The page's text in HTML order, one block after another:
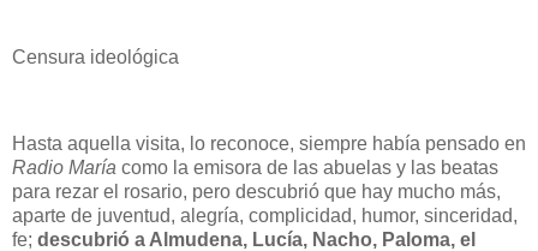
Censura ideológica
Hasta aquella visita, lo reconoce, siempre había pensado en
Radio María como la emisora de las abuelas y las beatas
para rezar el rosario, pero descubrió que hay mucho más,
aparte de juventud, alegría, complicidad, humor, sinceridad,
fe; descubrió a Almudena, Lucía, Nacho, Paloma, el